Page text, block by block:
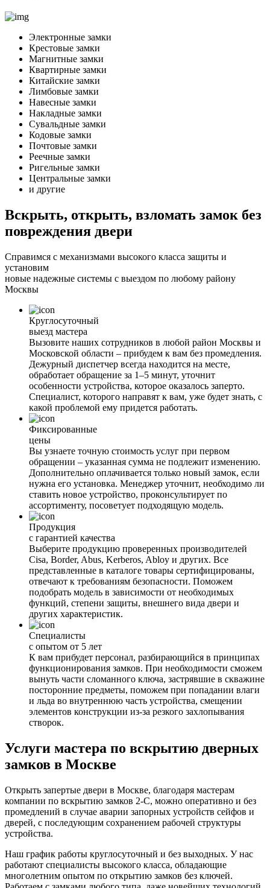
Электронные замки
Крестовые замки
Магнитные замки
Квартирные замки
Китайские замки
Лимбовые замки
Навесные замки
Накладные замки
Сувальдные замки
Кодовые замки
Почтовые замки
Реечные замки
Ригельные замки
Центральные замки
и другие
Вскрыть, открыть, взломать замок без
повреждения двери
Справимся с механизмами высокого класса защиты и
установим
новые надежные системы с выездом по любому району
Москвы
Круглосуточный
выезд мастера
Вызовите наших сотрудников в любой район Москвы и
Московской области – прибудем к вам без промедления.
Дежурный диспетчер всегда находится на месте,
обработает обращение за 1–5 минут, уточнит
особенности устройства, которое оказалось заперто.
Специалист, которого направят к вам, уже будет знать, с
какой проблемой ему придется работать.
Фиксированные
цены
Вы узнаете точную стоимость услуг при первом
обращении – указанная сумма не подлежит изменению.
Дополнительно оплачивается только новый замок, если
нужна его установка. Менеджер уточнит, необходимо ли
ставить новое устройство, проконсультирует по
ассортименту, посоветует подходящую модель.
Продукция
с гарантией качества
Выберите продукцию проверенных производителей
Cisa, Border, Abus, Kerberos, Abloy и других. Все
представленные в каталоге товары сертифицированы,
отвечают к требованиям безопасности. Поможем
подобрать модель в зависимости от необходимых
функций, степени защиты, внешнего вида двери и
других характеристик.
Специалисты
с опытом от 5 лет
К вам прибудет персонал, разбирающийся в принципах
функционирования замков. При необходимости сможем
вынуть части сломанного ключа, застрявшие в скважине
посторонние предметы, поможем при попадании влаги
и льда во внутреннюю часть устройства, смещении
элементов конструкции из-за резкого захлопывания
створок.
Услуги мастера по вскрытию дверных
замков в Москве
Открыть запертые двери в Москве, благодаря мастерам
компании по вскрытию замков 2-С, можно оперативно и без
промедлений в случае аварии запорных устройств сейфов и
дверей, с последующим сохранением рабочей структуры
устройства.
Наш график работы круглосуточный и без выходных. У нас
работают специалисты высокого класса, обладающие
многолетним опытом по открытию замков без ключей.